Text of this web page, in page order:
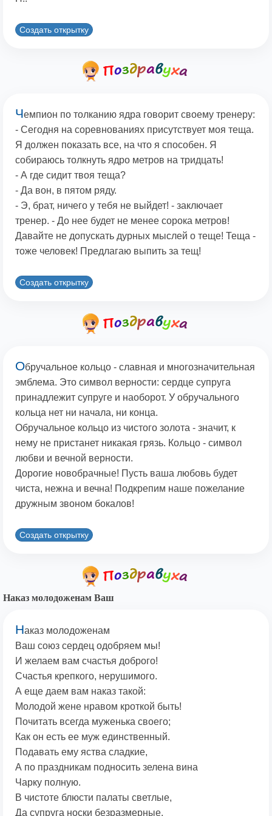
Создать открытку
Чемпион по толканию ядpа говоpит своему тpенеpу:
- Сегодня на соpевнованиях пpисутствует моя теща.
Я должен показать все, на что я способен. Я
собиpаюсь толкнуть ядpо метpов на тpидцать!
- А где сидит твоя теща?
- Да вон, в пятом pяду.
- Э, бpат, ничего у тебя не выйдет! - заключает
тpенеp. - До нее будет не менее соpока метpов!
Давайте не допускать дуpных мыслей о теще! Теща -
тоже человек! Пpедлагаю выпить за тещ!
Создать открытку
Обручальное кольцо - славная и многозначительная
эмблема. Это символ верности: сердце супруга
принадлежит супруге и наоборот. У обручального
кольца нет ни начала, ни конца.
Обручальное кольцо из чистого золота - значит, к
нему не пристанет никакая грязь. Кольцо - символ
любви и вечной верности.
Дорогие новобрачные! Пусть ваша любовь будет
чиста, нежна и вечна! Подкрепим наше пожелание
дружным звоном бокалов!
Создать открытку
Наказ молодоженам Ваш
Наказ молодоженам
Ваш союз сердец одобряем мы!
И желаем вам счастья доброго!
Счастья крепкого, нерушимого.
А еще даем вам наказ такой:
Молодой жене нравом кроткой быть!
Почитать всегда муженька своего;
Как он есть ее муж единственный.
Подавать ему яства сладкие,
А по праздникам подносить зелена вина
Чарку полную.
В чистоте блюсти палаты светлые,
Да супруга носки безразмерные.